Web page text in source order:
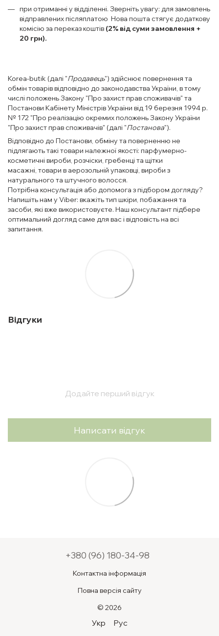
при отриманні у відділенні. Зверніть увагу: для замовлень
відправлених післяплатою Нова пошта стягує додаткову
комісію за переказ коштів (2% від суми замовлення +
20 грн).
Korea-butik (далі "Продавець") здійснює повернення та
обмін товарів відповідно до законодавства України, в тому
числі положень Закону "Про захист прав споживачів" та
Постанови Кабінету Міністрів України від 19 березня 1994 р.
№ 172 "Про реалізацію окремих положень Закону України
"Про захист прав споживачів" (далі "Постанова").
Відповідно до Постанови, обміну та поверненню не
підлягають такі товари належної якості: парфумерно-
косметичні вироби, розчіски, гребенці та щітки
масажні, товари в аерозольній упаковці, вироби з
натурального та штучного волосся.
Потрібна консультація або допомога з підбором догляду?
Напишіть нам у Viber: вкажіть тип шкіри, побажання та
засоби, які вже використовуєте. Наш консультант підбере
оптимальний догляд саме для вас і відповість на всі
запитання.
Відгуки
Додайте перший відгук
Написати відгук
+380 (96) 180-34-98
Контактна інформація
Повна версія сайту
© 2026
Укр Рус